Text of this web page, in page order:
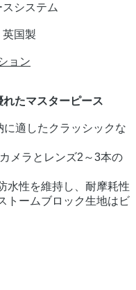
システム
国製
ョン
たマスターピース
適したクラッシックな
メラとレンズ2～3本の
水性を維持し、耐摩耗性
トームブロック生地はビ